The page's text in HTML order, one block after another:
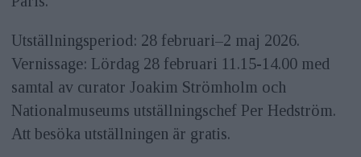
Utställningsperiod: 28 februari–2 maj 2026.
Vernissage: Lördag 28 februari 11.15-14.00 med
samtal av curator Joakim Strömholm och
Nationalmuseums utställningschef Per Hedström.
Att besöka utställningen är gratis.